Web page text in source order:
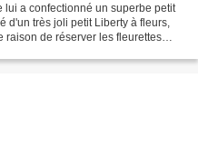
lui a confectionné un superbe petit
d'un très joli petit Liberty à fleurs,
raison de réserver les fleurettes